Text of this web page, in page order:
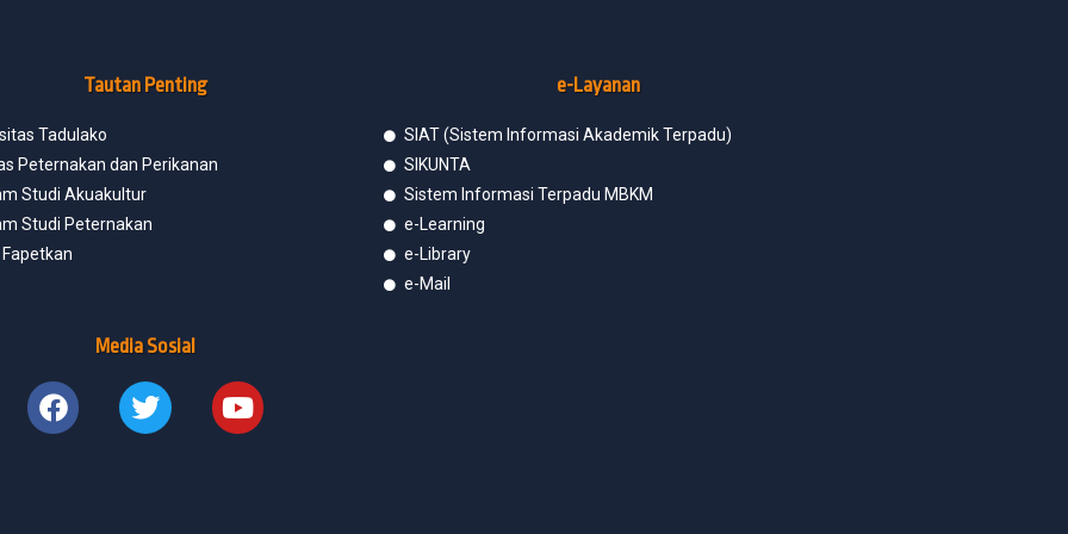
Tautan Penting
Tadulako
Peternakan dan Perikanan
Studi Akuakultur
Studi Peternakan
Media Sosial
e-Layanan
SIAT (Sistem Informasi Akademik Terpadu)
SIKUNTA
Sistem Informasi Terpadu MBKM
e-Learning
e-Library
e-Mail